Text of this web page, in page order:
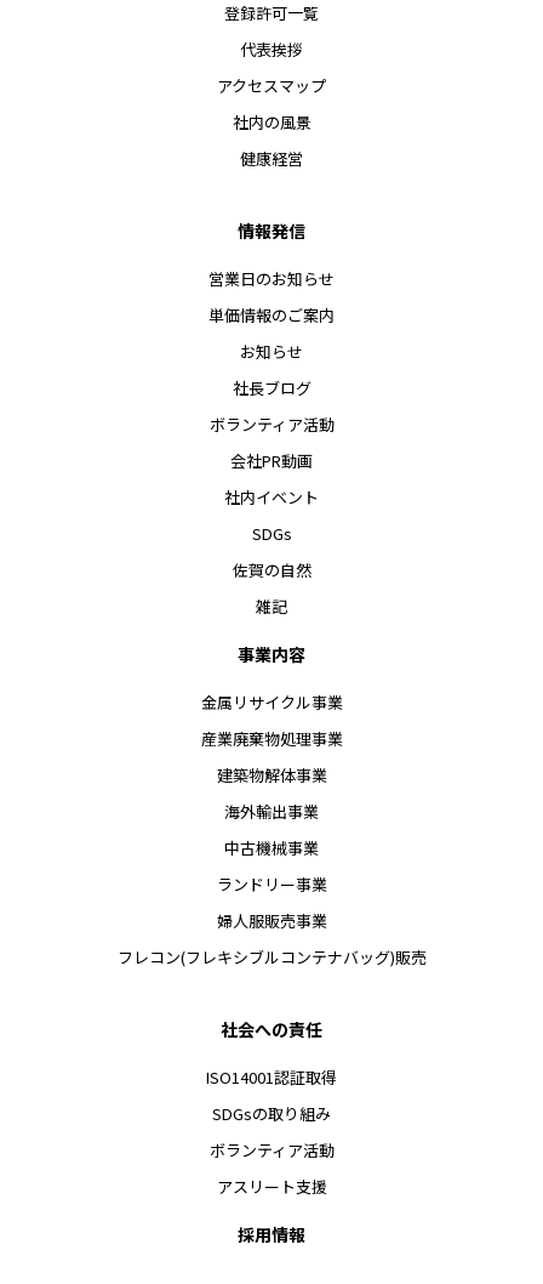
登録許可一覧
代表挨拶
アクセスマップ
社内の風景
健康経営
情報発信
営業日のお知らせ
単価情報のご案内
お知らせ
社長ブログ
ボランティア活動
会社PR動画
社内イベント
SDGs
佐賀の自然
雑記
事業内容
金属リサイクル事業
産業廃棄物処理事業
建築物解体事業
海外輸出事業
中古機械事業
ランドリー事業
婦人服販売事業
フレコン(フレキシブルコンテナバッグ)販売
社会への責任
ISO14001認証取得
SDGsの取り組み
ボランティア活動
アスリート支援
採用情報